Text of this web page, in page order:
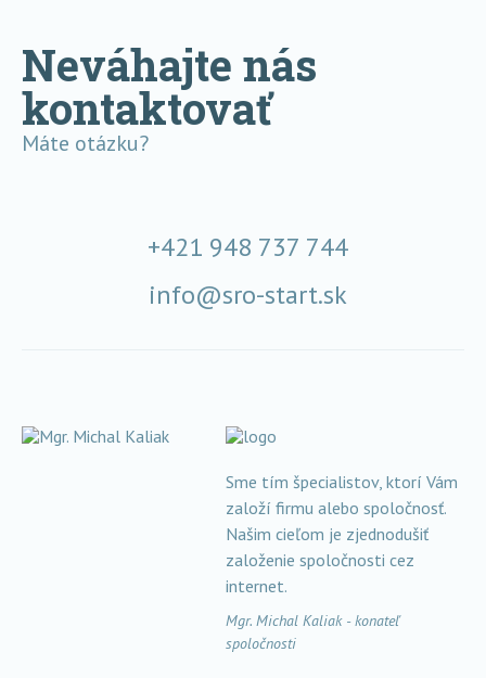
Neváhajte nás
kontaktovať
Máte otázku?
+421 948 737 744
info@sro-start.sk
Sme tím špecialistov, ktorí Vám
založí firmu alebo spoločnosť.
Našim cieľom je zjednodušiť
založenie spoločnosti cez
internet.
Mgr. Michal Kaliak - konateľ
spoločnosti